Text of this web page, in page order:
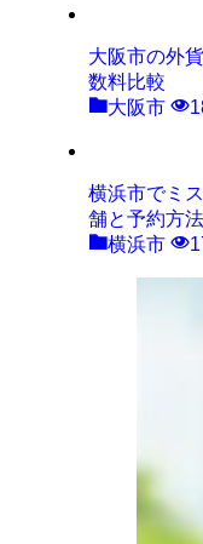
大阪市の外
数料比較
大阪市
横浜市でミ
舗と予約方
横浜市